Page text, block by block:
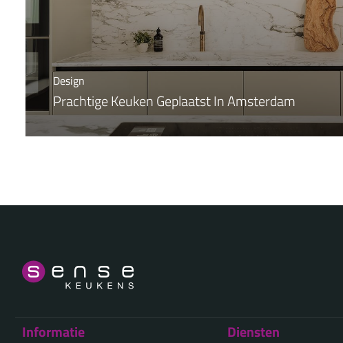
Design
Prachtige Keuken Geplaatst In Amsterdam
Informatie Diensten